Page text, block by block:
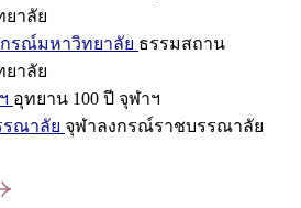
าลัย
รณ์มหาวิทยาลัย ธรรมสถาน
าลัย
อุทยาน 100 ปี จุฬาฯ
รณาลัย จุฬาลงกรณ์ราชบรรณาลัย